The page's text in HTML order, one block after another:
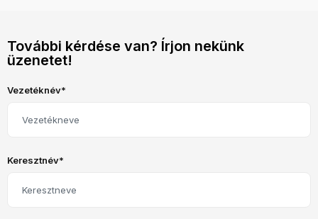
További kérdése van? Írjon nekünk
üzenetet!
Vezetéknév*
Keresztnév*